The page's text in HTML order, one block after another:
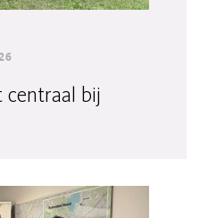
centraal bij